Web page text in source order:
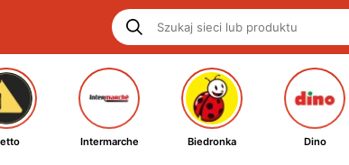
Intermarche Biedronka Dino